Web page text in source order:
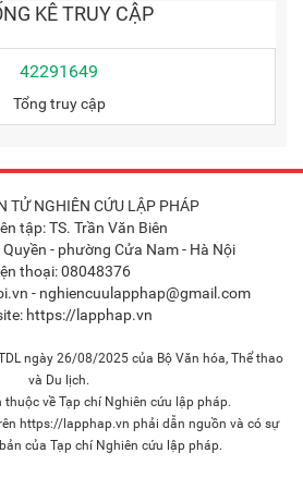
KÊ TRUY CẬP
42291649
Tổng truy cập
TỬ NGHIÊN CỨU LẬP PHÁP
tập: TS. Trần Văn Biên
- phường Cửa Nam - Hà Nội
thoại: 08048376
- nghiencuulapphap@gmail.com
https://lapphap.vn
ngày 26/08/2025 của Bộ Văn hóa, Thể thao
và Du lịch.
thuộc về Tạp chí Nghiên cứu lập pháp.
https://lapphap.vn phải dẫn nguồn và có sự
của Tạp chí Nghiên cứu lập pháp.